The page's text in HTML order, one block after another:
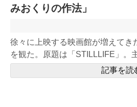
みおくりの作法」
徐々に上映する映画館が増えてき
を観た。原題は「STILLLIFE」。
エディ・...
記事を読